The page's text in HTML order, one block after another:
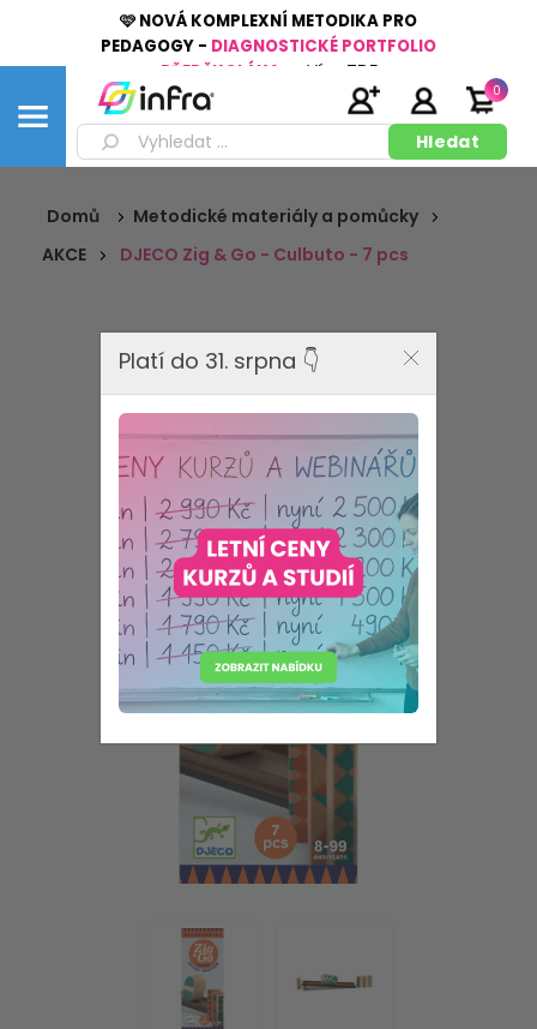
🩷 NOVÁ KOMPLEXNÍ METODIKA PRO
PEDAGOGY - DIAGNOSTICKÉ PORTFOLIO
PŘEDŠKOLÁKA
Více ZDE
0
Domů
Metodické materiály a pomůcky
AKCE
DJECO Zig & Go - Culbuto - 7 pcs
Platí do 31. srpna 👇